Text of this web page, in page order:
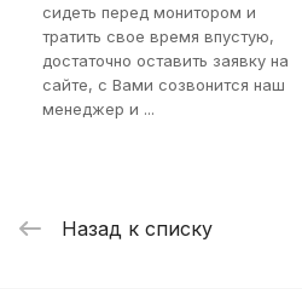
сидеть перед монитором и
тратить свое время впустую,
достаточно оставить заявку на
сайте, с Вами созвонится наш
менеджер и ...
Назад к списку